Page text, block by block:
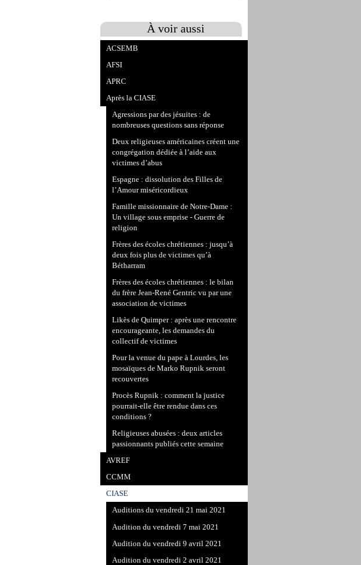
À voir aussi
ACSEMB
AFSI
APRC
Après la CIASE
Agressions par des jésuites : de
nombreuses questions sans réponse
Deux religieuses américaines créent une
congrégation dédiée à l’aide aux
victimes d’abus
Espagne : dissolution des Filles de
l’Amour miséricordieux
Famille missionnaire de Notre-Dame :
Un village sous emprise - Guerre de
religion
Frères des écoles chrétiennes : jusqu’à
deux fois plus de victimes qu’à
Bétharram
Frères des écoles chrétiennes : le bilan
du frère Jean-René Gentric vu par une
association de victimes
Likès de Quimper : après une rencontre
encourageante, les demandes du
collectif de victimes
Pour la venue du pape à Lourdes, les
mosaïques de Marko Rupnik seront
recouvertes
Procès Rupnik : comment la justice
pourrait-elle être rendue dans ces
conditions ?
Religieuses abusées : deux articles
passionnants publiés cette semaine
AVREF
CCMM
CIASE
Auditions du vendredi 21 mai 2021
Audition du vendredi 7 mai 2021
Audition du vendredi 9 avril 2021
Audition du vendredi 2 avril 2021